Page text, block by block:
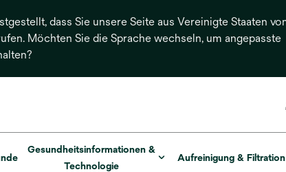
dass Sie unsere Seite aus Vereinigte Staaten
Möchten Sie die Sprache wechseln, um angepasste
Gesundheitsinformationen &
Technologie
Aufreinigung & Filtration